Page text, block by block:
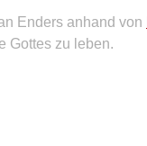
Enders anhand von
Gottes zu leben.